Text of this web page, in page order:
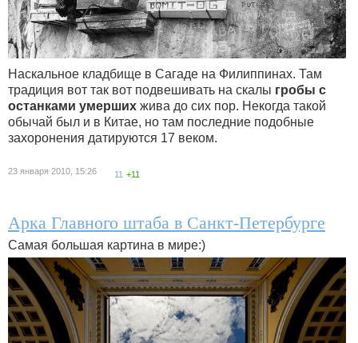
Наскальное кладбище в Сагаде на Филиппинах. Там
традиция вот так вот подвешивать на скалы гробы с
останками умерших жива до сих пор. Некогда такой
обычай был и в Китае, но там последние подобные
захоронения датируются 17 веком.
23 января 2010, 15:26 11 +11
Арка Главного штаба в Санкт-Петербурге
Самая большая картина в мире:)